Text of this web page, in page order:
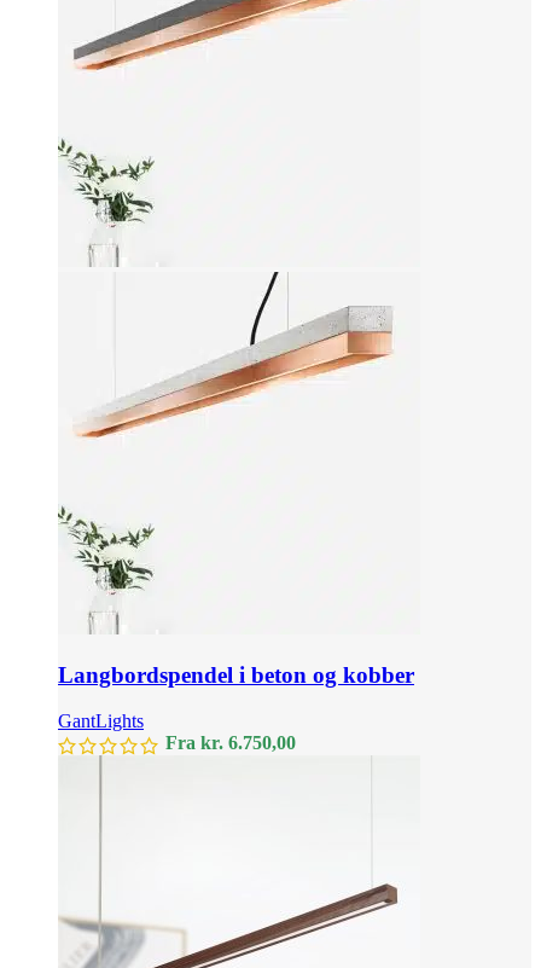
Langbordspendel i beton og kobber
GantLights
Fra kr. 6.750,00